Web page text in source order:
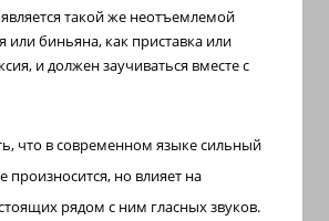
такой же неотъемлемой
биньяна, как приставка или
и должен заучиваться вместе с
что в современном языке сильный
произносится, но влияет на
рядом с ним гласных звуков.